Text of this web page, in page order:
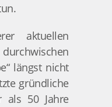
aktuellen
längst nicht
gründliche
als 50 Jahre